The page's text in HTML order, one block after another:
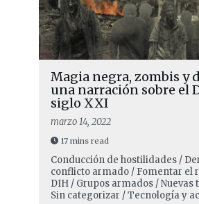
Magia negra, zombis y
una narración sobre el
siglo XXI
marzo 14, 2022
17 mins read
Conducción de hostilidades /
conflicto armado / Fomentar el
DIH / Grupos armados / Nuevas
Sin categorizar / Tecnología y